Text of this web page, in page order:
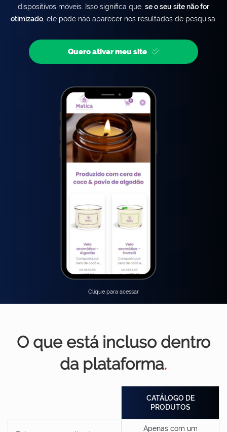
dispositivos móveis. Isso significa que, se o seu site não for
otimizado, ele pode não aparecer nos resultados de pesquisa.
Quero ativar meu site
Clique para acessar
O que está incluso dentro
da plataforma.
CATÁLOGO DE
PRODUTOS
Apenas com um